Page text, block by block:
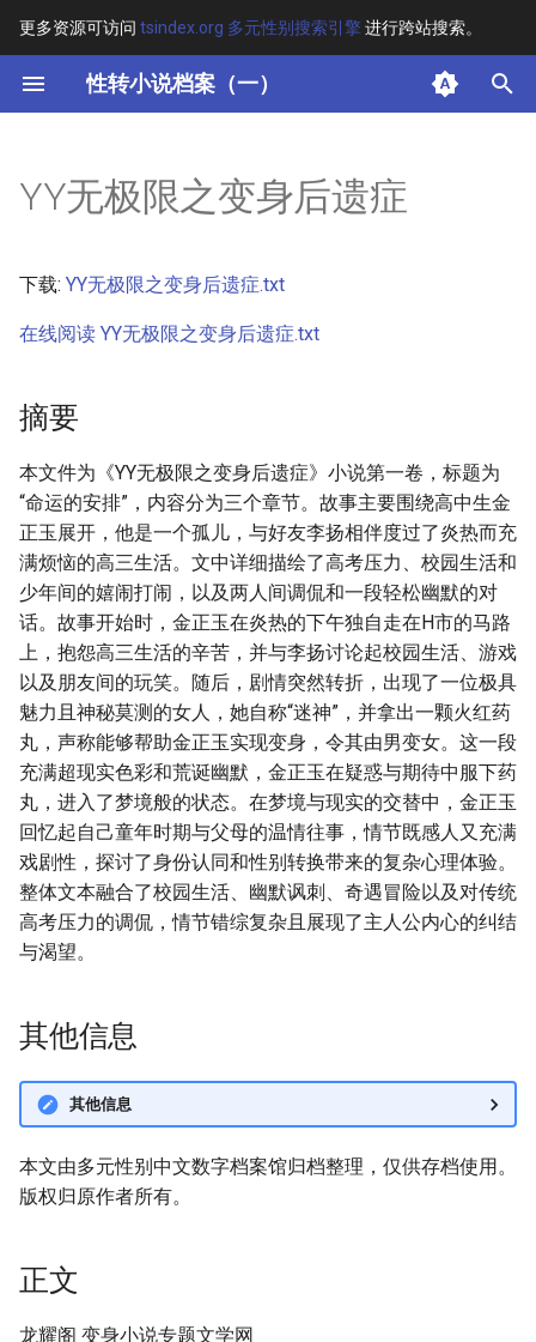
更多资源可访问 tsindex.org 多元性别搜索引擎进行跨站搜索。
性转小说档案（一）
键
开
搜
索
其他信息
正文
YY无极限之变身后遗症
下载: YY无极限之变身后遗症.txt
在线阅读 YY无极限之变身后遗症.txt
摘要
本文件为《YY无极限之变身后遗症》小说第一卷，标题为
“命运的安排”，内容分为三个章节。故事主要围绕高中生金
正玉展开，他是一个孤儿，与好友李扬相伴度过了炎热而充
满烦恼的高三生活。文中详细描绘了高考压力、校园生活和
少年间的嬉闹打闹，以及两人间调侃和一段轻松幽默的对
话。故事开始时，金正玉在炎热的下午独自走在H市的马路
上，抱怨高三生活的辛苦，并与李扬讨论起校园生活、游戏
以及朋友间的玩笑。随后，剧情突然转折，出现了一位极具
魅力且神秘莫测的女人，她自称“迷神”，并拿出一颗火红药
丸，声称能够帮助金正玉实现变身，令其由男变女。这一段
充满超现实色彩和荒诞幽默，金正玉在疑惑与期待中服下药
丸，进入了梦境般的状态。在梦境与现实的交替中，金正玉
回忆起自己童年时期与父母的温情往事，情节既感人又充满
戏剧性，探讨了身份认同和性别转换带来的复杂心理体验。
整体文本融合了校园生活、幽默讽刺、奇遇冒险以及对传统
高考压力的调侃，情节错综复杂且展现了主人公内心的纠结
与渴望。
其他信息
其他信息
本文由多元性别中文数字档案馆归档整理，仅供存档使用。
版权归原作者所有。
正文
龙耀阁 变身小说专题文学网